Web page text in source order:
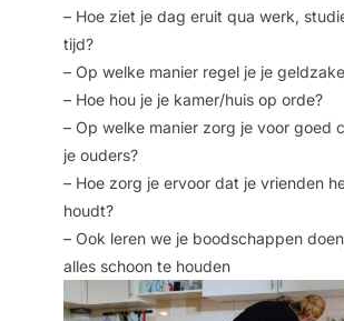
– Hoe ziet je dag eruit qua werk,
tijd?
– Op welke manier regel je je
– Hoe hou je je kamer/huis op orde?
– Op welke manier zorg je voor goed
je ouders?
– Hoe zorg je ervoor dat je vrienden
houdt?
– Ook leren we je boodschappen
alles schoon te houden